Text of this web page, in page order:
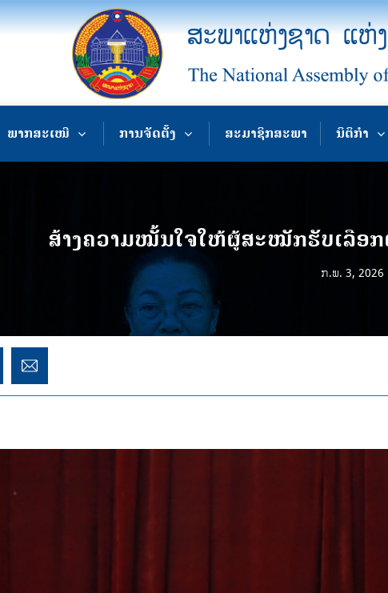
ພາກສະເໜີ ການຈັດຕັ້ງ ສະມາຊິກສະພາ ນິຕິກຳ
ສ້າງຄວາມໝັ້ນໃຈໃຫ້ຜູ້ສະໝັກຮັບເລືອກ
ກ.ພ. 3, 2026